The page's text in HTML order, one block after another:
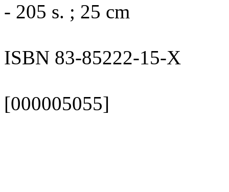
- 205 s. ; 25 cm
ISBN 83-85222-15-X
[000005055]